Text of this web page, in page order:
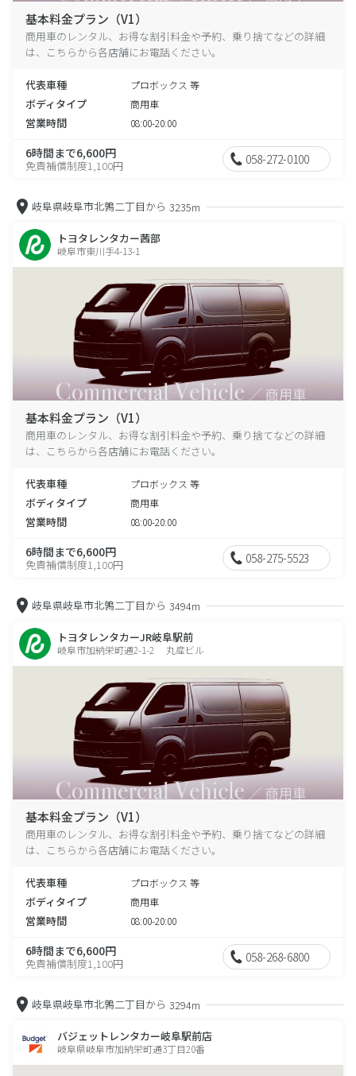
基本料金プラン（V1）
商用車のレンタル、お得な割引料金や予約、乗り捨てなどの詳細
は、こちらから各店舗にお電話ください。
代表車種 プロボックス 等
ボディタイプ 商用車
営業時間 08:00-20:00
6時間まで6,600円
免責補償制度1,100円 058-272-0100
岐阜県岐阜市北鶉二丁目から 3235m
トヨタレンタカー茜部
岐阜市東川手4-13-1
基本料金プラン（V1）
商用車のレンタル、お得な割引料金や予約、乗り捨てなどの詳細
は、こちらから各店舗にお電話ください。
代表車種 プロボックス 等
ボディタイプ 商用車
営業時間 08:00-20:00
6時間まで6,600円
免責補償制度1,100円 058-275-5523
岐阜県岐阜市北鶉二丁目から 3494m
トヨタレンタカーJR岐阜駅前
岐阜市加納栄町通2-1-2 丸産ビル
基本料金プラン（V1）
商用車のレンタル、お得な割引料金や予約、乗り捨てなどの詳細
は、こちらから各店舗にお電話ください。
代表車種 プロボックス 等
ボディタイプ 商用車
営業時間 08:00-20:00
6時間まで6,600円
免責補償制度1,100円 058-268-6800
岐阜県岐阜市北鶉二丁目から 3294m
バジェットレンタカー岐阜駅前店
岐阜県岐阜市加納栄町通3丁目20番